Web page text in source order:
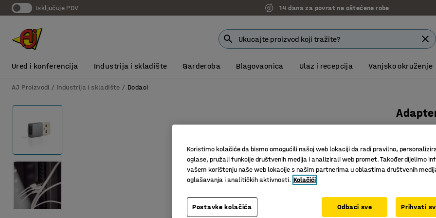
Isključuje PDV 7 godina garancije
Ured i konferencija Industrija i skladište Garderoba Blagovaonica Ulaz i recepcija Vanjsko okruženje
AJ Proizvodi Industrija i skladište Dodaci
Pretvara
Mali i
Brza i
32,00
Koristimo kolačiće da bismo omogućili našoj web lokaciji da radi pravilno,
oglase, pružali funkcije društvenih medija i analizirali web promet. Također dijelimo
vašem korištenju naše web lokacije s našim partnerima u oblastima društvenih
oglašavanja i analitičkih aktivnosti. Kolačići
Postavke kolačića Odbaci sve Prihvati